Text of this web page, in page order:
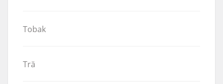
Tobak
Trä